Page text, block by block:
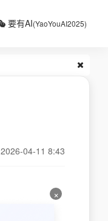
要有AI(YaoYouAI2025)
2026-04-11 8:43
×